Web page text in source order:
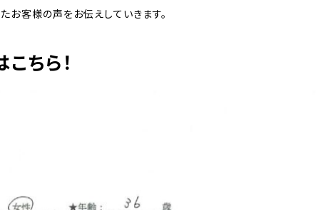
客様の声をお伝えしていきます。
ちら！